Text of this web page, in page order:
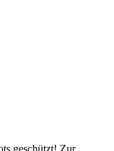
geschützt! Zur